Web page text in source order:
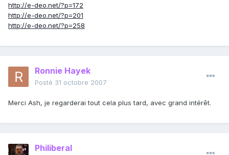
http://e-deo.net/?p=172
http://e-deo.net/?p=201
http://e-deo.net/?p=258
Ronnie Hayek
Posté 31 octobre 2007
Merci Ash, je regarderai tout cela plus tard, avec grand intérêt.
Philiberal